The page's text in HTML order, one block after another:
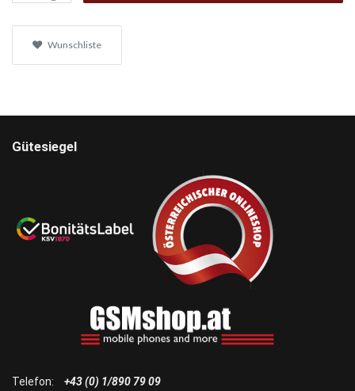
Wunschliste
Telefon: +43 (0) 1/890 79 09
Gütesiegel